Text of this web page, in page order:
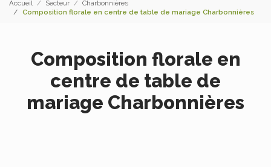
Accueil Secteur
Charbonnières
Composition florale en centre de table de mariage Charbonnières
Composition florale en
centre de table de
mariage Charbonnières